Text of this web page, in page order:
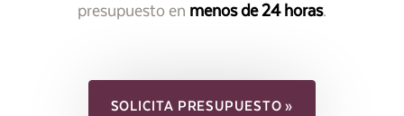
presupuesto en menos de 24 horas.
SOLICITA PRESUPUESTO »